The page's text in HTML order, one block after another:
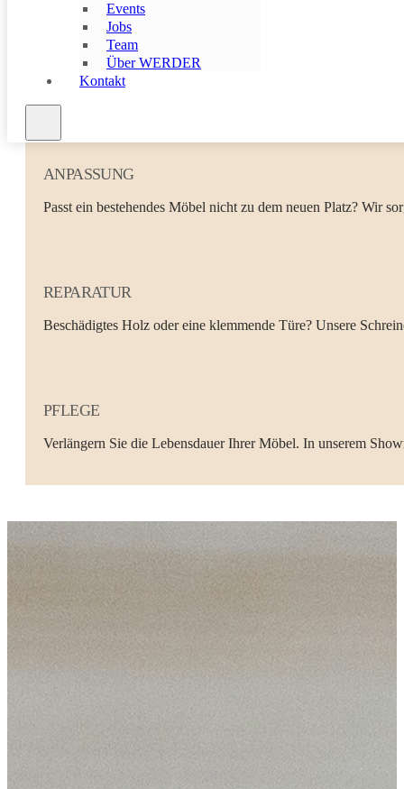
Events
Jobs
Team
Über WERDER
Kontakt
Auch die besten Möbel und Bauelemente brauchen hin und
Pflege, Reparatur oder Anpassung, damit sie Ihnen weiterhin
Die Werder Schreinerei AG steht Ihnen mit Sachverstand zur
bestehenden Einrichtungsstücke und Objekte wieder in Bestform
ANPASSUNG
Passt ein bestehendes Möbel nicht zu dem neuen Platz? Wir
REPARATUR
Beschädigtes Holz oder eine klemmende Türe? Unsere
PFLEGE
Verlängern Sie die Lebensdauer Ihrer Möbel. In unserem